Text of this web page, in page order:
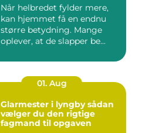
Når helbredet fylder mere,
kan hjemmet få en endnu
større betydning. Mange
oplever, at de slapper be...
01. Aug
Glarmester i lyngby sådan
vælger du den rigtige
fagmand til opgaven